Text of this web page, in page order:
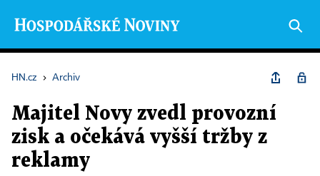
HN.cz › Archiv
Majitel Novy zvedl provozní
zisk a očekává vyšší tržby z
reklamy